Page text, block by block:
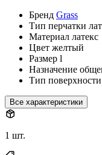
Бренд Grass
Тип перчатки
Материал латекс
Цвет желтый
Размер l
Назначение
Тип поверхности
Все характеристики
1 шт.